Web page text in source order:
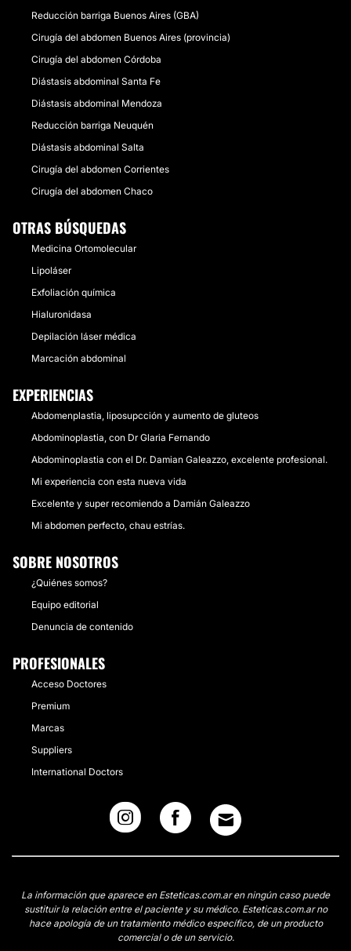
Reducción barriga Buenos Aires (GBA)
Cirugía del abdomen Buenos Aires (provincia)
Cirugía del abdomen Córdoba
Diástasis abdominal Santa Fe
Diástasis abdominal Mendoza
Reducción barriga Neuquén
Diástasis abdominal Salta
Cirugía del abdomen Corrientes
Cirugía del abdomen Chaco
OTRAS BÚSQUEDAS
Medicina Ortomolecular
Lipoláser
Exfoliación química
Hialuronidasa
Depilación láser médica
Marcación abdominal
EXPERIENCIAS
Abdomenplastia, liposupcción y aumento de gluteos
Abdominoplastia, con Dr Glaria Fernando
Abdominoplastia con el Dr. Damian Galeazzo, excelente profesional.
Mi experiencia con esta nueva vida
Excelente y super recomiendo a Damián Galeazzo
Mi abdomen perfecto, chau estrías.
SOBRE NOSOTROS
¿Quiénes somos?
Equipo editorial
Denuncia de contenido
PROFESIONALES
Acceso Doctores
Premium
Marcas
Suppliers
International Doctors
La información que aparece en Esteticas.com.ar en ningún caso puede
sustituir la relación entre el paciente y su médico. Esteticas.com.ar no
hace apología de un tratamiento médico específico, de un producto
comercial o de un servicio.